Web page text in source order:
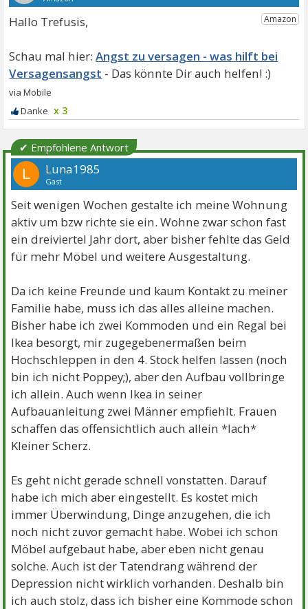
Hallo Trefusis,
Angst zu versagen - was hilft bei
Versagensangst
x 3
✔ Empfohlene Antwort
L Luna1985
Gast
Seit wenigen Wochen gestalte ich meine Wohnung
aktiv um bzw richte sie ein. Wohne zwar schon fast
ein dreiviertel Jahr dort, aber bisher fehlte das Geld
für mehr Möbel und weitere Ausgestaltung.
Da ich keine Freunde und kaum Kontakt zu meiner
Familie habe, muss ich das alles alleine machen.
Bisher habe ich zwei Kommoden und ein Regal bei
Ikea besorgt, mir zugegebenermaßen beim
Hochschleppen in den 4. Stock helfen lassen (noch
bin ich nicht Poppey;), aber den Aufbau vollbringe
ich allein. Auch wenn Ikea in seiner
Aufbauanleitung zwei Männer empfiehlt. Frauen
schaffen das offensichtlich auch allein *lach*
Kleiner Scherz.
Es geht nicht gerade schnell vonstatten. Darauf
habe ich mich aber eingestellt. Es kostet mich
immer Überwindung, Dinge anzugehen, die ich
noch nicht zuvor gemacht habe. Wobei ich schon
Möbel aufgebaut habe, aber eben nicht genau
solche. Auch ist der Tatendrang während der
Depression nicht wirklich vorhanden. Deshalb bin
ich auch stolz, dass ich bisher eine Kommode schon